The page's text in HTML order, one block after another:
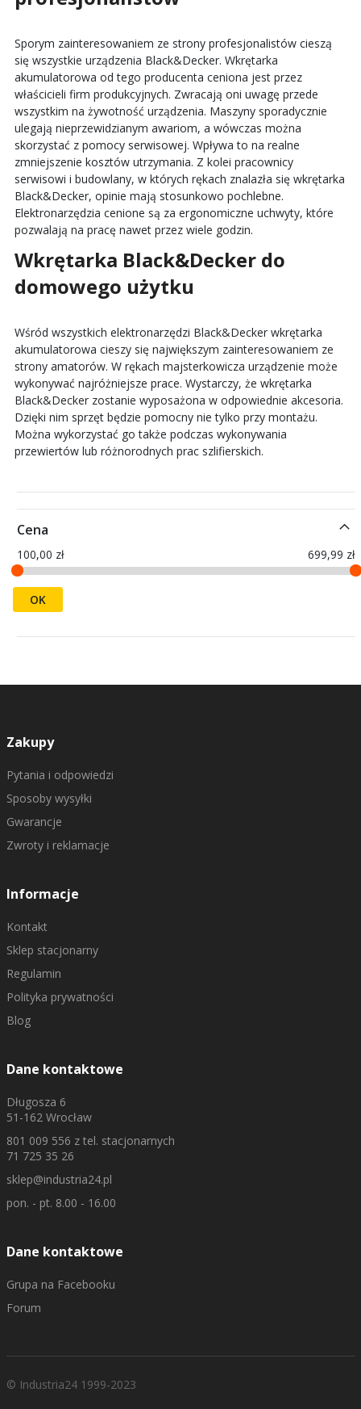
Sporym zainteresowaniem ze strony profesjonalistów cieszą
się wszystkie urządzenia Black&Decker. Wkrętarka
akumulatorowa od tego producenta ceniona jest przez
właścicieli firm produkcyjnych. Zwracają oni uwagę przede
wszystkim na żywotność urządzenia. Maszyny sporadycznie
ulegają nieprzewidzianym awariom, a wówczas można
skorzystać z pomocy serwisowej. Wpływa to na realne
zmniejszenie kosztów utrzymania. Z kolei pracownicy
serwisowi i budowlany, w których rękach znalazła się wkrętarka
Black&Decker, opinie mają stosunkowo pochlebne.
Elektronarzędzia cenione są za ergonomiczne uchwyty, które
pozwalają na pracę nawet przez wiele godzin.
Wkrętarka Black&Decker do
domowego użytku
Wśród wszystkich elektronarzędzi Black&Decker wkrętarka
akumulatorowa cieszy się największym zainteresowaniem ze
strony amatorów. W rękach majsterkowicza urządzenie może
wykonywać najróżniejsze prace. Wystarczy, że wkrętarka
Black&Decker zostanie wyposażona w odpowiednie akcesoria.
Dzięki nim sprzęt będzie pomocny nie tylko przy montażu.
Można wykorzystać go także podczas wykonywania
przewiertów lub różnorodnych prac szlifierskich.
Cena
100,00 zł 699,99 zł
OK
Zakupy
Pytania i odpowiedzi
Sposoby wysyłki
Gwarancje
Zwroty i reklamacje
Informacje
Kontakt
Sklep stacjonarny
Regulamin
Polityka prywatności
Blog
Dane kontaktowe
Długosza 6
51-162 Wrocław
801 009 556 z tel. stacjonarnych
71 725 35 26
sklep@industria24.pl
pon. - pt. 8.00 - 16.00
Dane kontaktowe
Grupa na Facebooku
Forum
© Industria24 1999-2023